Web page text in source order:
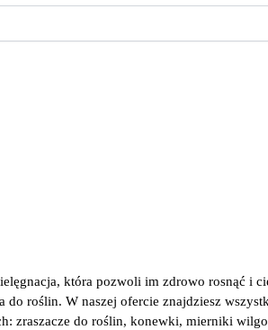
która pozwoli im zdrowo rosnąć i
roślin. W naszej ofercie znajdziesz
zraszacze do roślin, konewki, mierniki